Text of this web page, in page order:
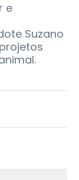
e
Suzano